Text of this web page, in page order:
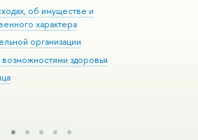
об имуществе и
характера
организации
здоровья